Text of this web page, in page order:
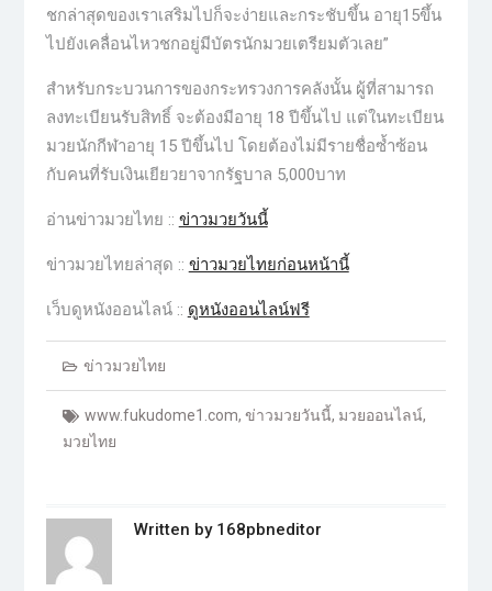
ชกล่าสุดของเราเสริมไปก็จะง่ายและกระชับขึ้น อายุ15ขึ้น
ไปยังเคลื่อนไหวชกอยู่มีบัตรนักมวยเตรียมตัวเลย”
สำหรับกระบวนการของกระทรวงการคลังนั้น ผู้ที่สามารถ
ลงทะเบียนรับสิทธิ์ จะต้องมีอายุ 18 ปีขึ้นไป แต่ในทะเบียน
มวยนักกีฬาอายุ 15 ปีขึ้นไป โดยต้องไม่มีรายชื่อซ้ำซ้อน
กับคนที่รับเงินเยียวยาจากรัฐบาล 5,000บาท
อ่านข่าวมวยไทย :: ข่าวมวยวันนี้
ข่าวมวยไทยล่าสุด :: ข่าวมวยไทยก่อนหน้านี้
เว็บดูหนังออนไลน์ :: ดูหนังออนไลน์ฟรี
ข่าวมวยไทย
www.fukudome1.com, ข่าวมวยวันนี้, มวยออนไลน์,
มวยไทย
Written by 168pbneditor